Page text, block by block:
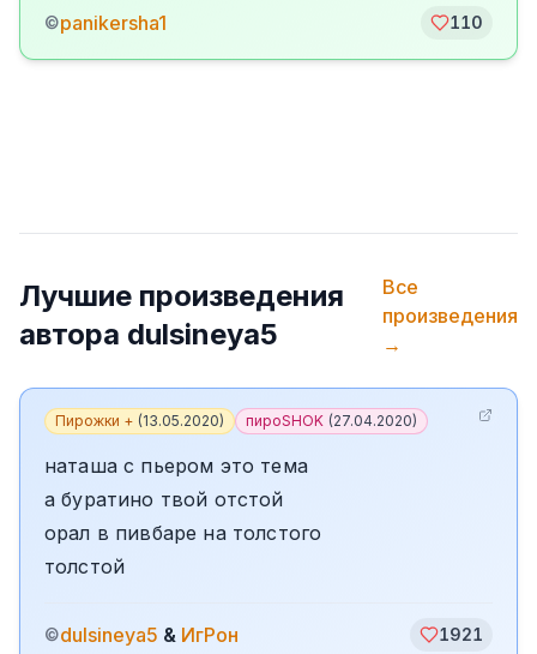
©panikersha1 110
Лучшие произведения
автора dulsineya5
Все
произведения
→
Пирожки + (13.05.2020) пироSHOK (27.04.2020)
наташа с пьером это тема
а буратино твой отстой
орал в пивбаре на толстого
толстой
©dulsineya5 & ИгРон 1921